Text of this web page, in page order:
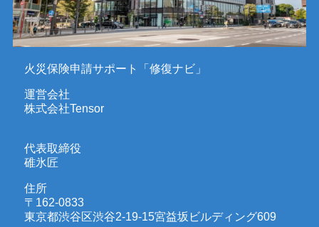
火災保険申請サポート「修復ナビ」
運営会社
株式会社Tensor
代表取締役
碓氷匠
住所
〒162-0833
東京都渋谷区渋谷2-19-15宮益坂ビルディング609